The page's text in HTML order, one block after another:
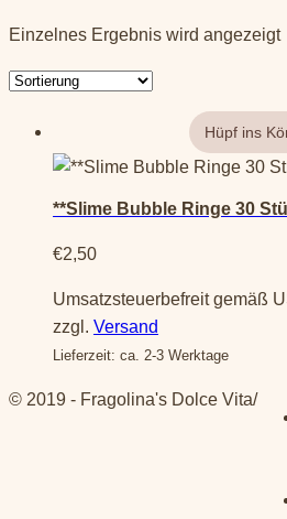
Einzelnes Ergebnis wird angezeigt
**Slime Bubble Ringe 30
€2,50
Umsatzsteuerbefreit gemäß
zzgl. Versand
Lieferzeit: ca. 2-3 Werktage
© 2019 - Fragolina's Dolce Vita/